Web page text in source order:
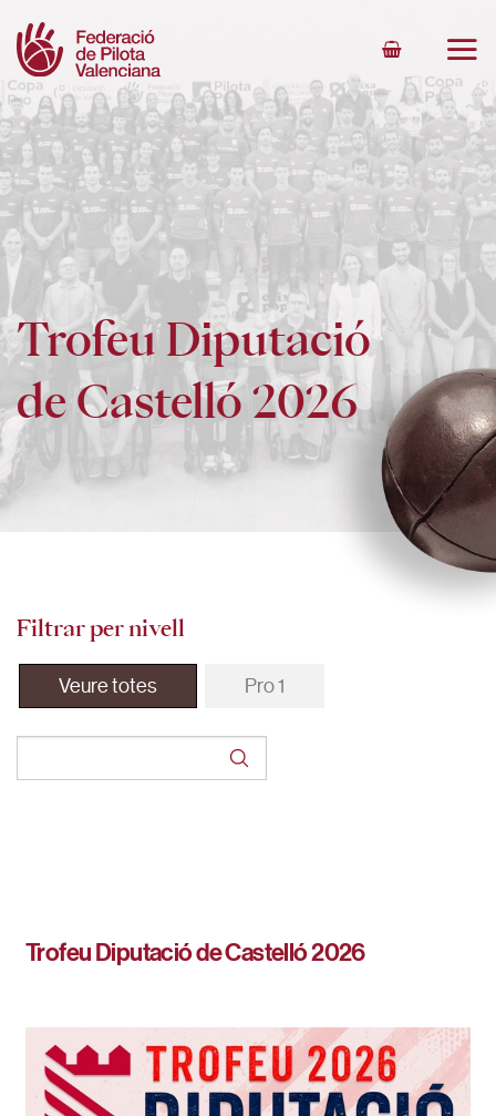
content
Trofeu Diputació
de Castelló 2026
Filtrar per nivell
Veure totes Pro 1
Trofeu Diputació de Castelló 2026